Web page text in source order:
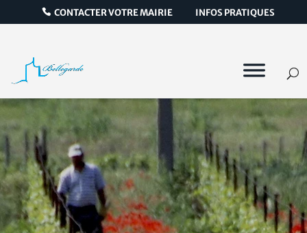
CONTACTER VOTRE MAIRIE INFOS PRATIQUES